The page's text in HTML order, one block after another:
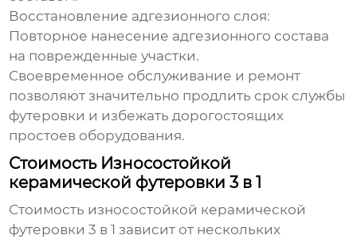
Восстановление адгезионного слоя:
Повторное нанесение адгезионного состава
на поврежденные участки.
Своевременное обслуживание и ремонт
позволяют значительно продлить срок службы
футеровки и избежать дорогостоящих
простоев оборудования.
Стоимость Износостойкой
керамической футеровки 3 в 1
Стоимость износостойкой керамической
футеровки 3 в 1 зависит от нескольких